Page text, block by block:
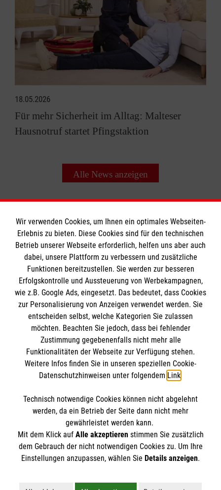
18.05.2026
Für mehr Sicherheit im Alltag: Malteser
Hausnotruf startet Pfingstaktion
Alle News anzeigen
Informationen
Impressum
Datenschutz
Barrierefreiheit
Kontakt
Die Malteser
Malteser in Deutschland
Malteserorden
Sharepoint
Spendenkonto
Pax-Bank für Kirche und Caritas eG
IBAN: DE70 3706 0193 4001 1551 60
BIC / S.W.I.F.T: GENODED1PAX
So finden Sie uns
Burkhardstraße 31
67549 Worms
Der Malteser Hilfsdienst e.V. ist als eingetragene
Gewerbesteuer befreit.
Wir verwenden Cookies, um Ihnen ein optimales Webseiten-
Erlebnis zu bieten. Diese Cookies sind für den technischen
Betrieb unserer Webseite erforderlich, helfen uns aber auch
dabei, unsere Plattform zu verbessern und zusätzliche
Funktionen bereitzustellen. Sie werden zur besseren
Erfolgskontrolle und Aussteuerung von Werbekampagnen,
wie z.B. Google Ads, eingesetzt. Das bedeutet, dass Cookies
zur Personalisierung von Anzeigen verwendet werden. Sie
entscheiden selbst, welche Kategorien Sie zulassen
möchten. Beachten Sie jedoch, dass bei fehlender
Zustimmung gegebenenfalls nicht mehr alle
Funktionalitäten der Webseite zur Verfügung stehen.
Weitere Infos finden Sie in unseren speziellen Cookie-
Datenschutzhinweisen unter folgendem Link.
Technisch notwendige Cookies können nicht abgelehnt
werden, da ein Betrieb der Seite dann nicht mehr
gewährleistet werden kann.
Mit dem Klick auf Alle akzeptierenstimmen Sie zusätzlich
dem Gebrauch der nicht notwendigen Cookies zu. Um Ihre
Einstellungen anzupassen, wählen Sie Details anzeigen.